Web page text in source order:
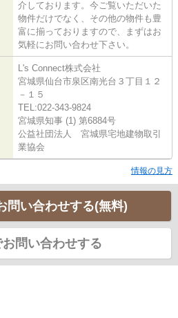
介しております。今ご覧いただいた
物件だけでなく、その他の物件も豊
富に揃っておりますので、まずはお
気軽にお問い合わせ下さい。
L's Connect株式会社
宮城県仙台市泉区南光台３丁目１２
－１５
TEL:022-343-9824
宮城県知事 (1) 第6884号
公益社団法人 宮城県宅地建物取引
業協会
情報の見方
問い合わせする(無料)
お問い合わせする